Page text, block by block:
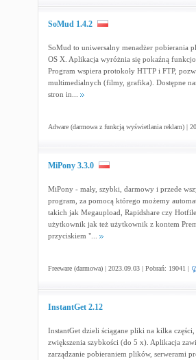
SoMud 1.4.2
SoMud to uniwersalny menadżer pobierania
OS X. Aplikacja wyróżnia się pokaźną
Program wspiera protokoły HTTP i FTP,
multimedialnych (filmy, grafika). Dostępne
stron in...
Adware (darmowa z funkcją wyświetlania reklam) |
MiPony 3.3.0
MiPony - mały, szybki, darmowy i przede
program, za pomocą którego możemy
takich jak Megaupload, Rapidshare czy
użytkownik jak też użytkownik z kontem
przyciskiem "...
Freeware (darmowa) | 2023.09.03 | Pobrań: 19041 |
InstantGet 2.12
InstantGet dzieli ściągane pliki na kilka
zwiększenia szybkości (do 5 x). Aplikacja
zarządzanie pobieraniem plików, serwerami